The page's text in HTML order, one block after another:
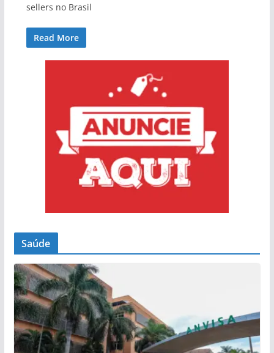
sellers no Brasil
Read More
Saúde